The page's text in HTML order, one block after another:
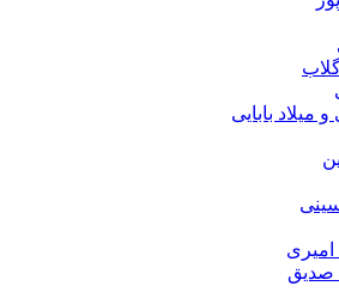
میلاد بابایی
امیری
صدیق